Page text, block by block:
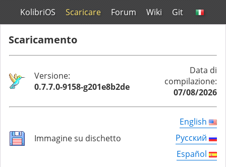
KolibriOS Scaricare Forum Wiki Git
Scaricamento
Versione:
0.7.7.0-9158-g201e8b2de
Data di
compilazione:
07/08/2026
Immagine su dischetto
English
Русский
Español